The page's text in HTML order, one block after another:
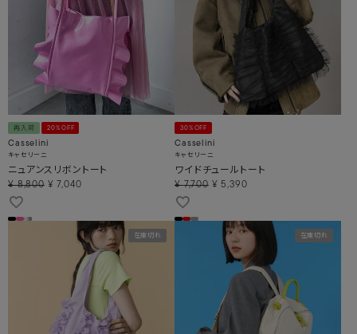
再入荷 20%OFF
Casselini
キャセリーニ
ニュアンスリボントート
¥ 8,800 ¥ 7,040
30%OFF
Casselini
キャセリーニ
ワイドチュールトート
¥ 7,700 ¥ 5,390
在庫切れ 在庫切れ